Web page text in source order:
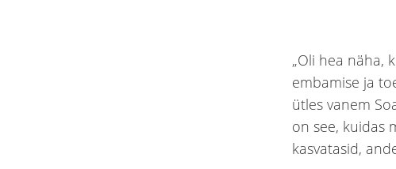
„Oli hea näha,
embamise ja
ütles vanem
on see, kuidas
kasvatasid,